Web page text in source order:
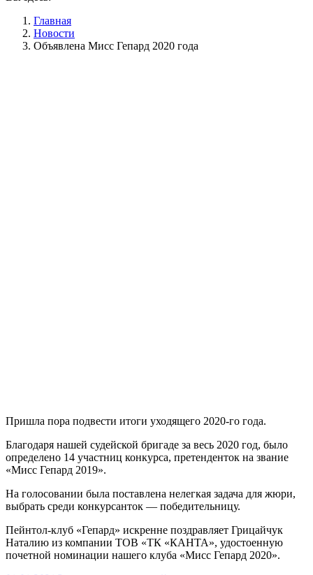
Главная
Новости
Объявлена Мисс Гепард 2020 года
Пришла пора подвести итоги уходящего 2020-го года.
Благодаря нашей судейской бригаде за весь 2020 год, было
определено 14 участниц конкурса, претенденток на звание
«Мисс Гепард 2019».
На голосовании была поставлена нелегкая задача для жюри,
выбрать среди конкурсанток — победительницу.
Пейнтол-клуб «Гепард» искренне поздравляет Грицайчук
Наталию из компании ТОВ «ТК «КАНТА», удостоенную
почетной номинации нашего клуба «Мисс Гепард 2020».